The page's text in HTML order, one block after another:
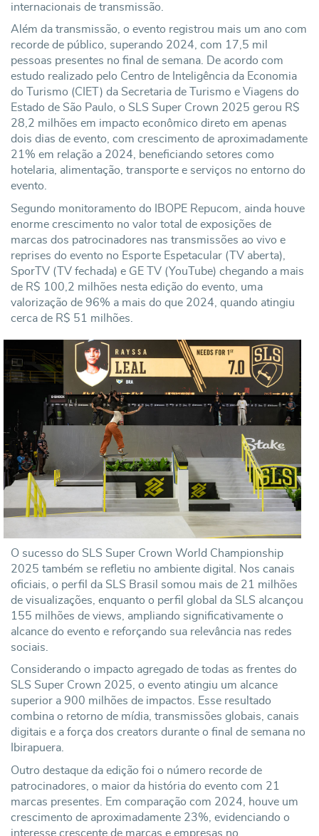
internacionais de transmissão.
Além da transmissão, o evento registrou mais um ano com
recorde de público, superando 2024, com 17,5 mil
pessoas presentes no final de semana. De acordo com
estudo realizado pelo Centro de Inteligência da Economia
do Turismo (CIET) da Secretaria de Turismo e Viagens do
Estado de São Paulo, o SLS Super Crown 2025 gerou R$
28,2 milhões em impacto econômico direto em apenas
dois dias de evento, com crescimento de aproximadamente
21% em relação a 2024, beneficiando setores como
hotelaria, alimentação, transporte e serviços no entorno do
evento.
Segundo monitoramento do IBOPE Repucom, ainda houve
enorme crescimento no valor total de exposições de
marcas dos patrocinadores nas transmissões ao vivo e
reprises do evento no Esporte Espetacular (TV aberta),
SporTV (TV fechada) e GE TV (YouTube) chegando a mais
de R$ 100,2 milhões nesta edição do evento, uma
valorização de 96% a mais do que 2024, quando atingiu
cerca de R$ 51 milhões.
O sucesso do SLS Super Crown World Championship
2025 também se refletiu no ambiente digital. Nos canais
oficiais, o perfil da SLS Brasil somou mais de 21 milhões
de visualizações, enquanto o perfil global da SLS alcançou
155 milhões de views, ampliando significativamente o
alcance do evento e reforçando sua relevância nas redes
sociais.
Considerando o impacto agregado de todas as frentes do
SLS Super Crown 2025, o evento atingiu um alcance
superior a 900 milhões de impactos. Esse resultado
combina o retorno de mídia, transmissões globais, canais
digitais e a força dos creators durante o final de semana no
Ibirapuera.
Outro destaque da edição foi o número recorde de
patrocinadores, o maior da história do evento com 21
marcas presentes. Em comparação com 2024, houve um
crescimento de aproximadamente 23%, evidenciando o
interesse crescente de marcas e empresas no